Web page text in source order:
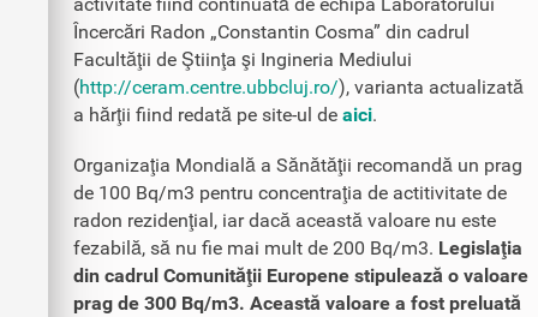
activitate fiind continuată de echipa Laboratorului
Încercări Radon „Constantin Cosma” din cadrul
Facultăţii de Ştiinţa şi Ingineria Mediului
(http://ceram.centre.ubbcluj.ro/), varianta actualizată
a hărţii fiind redată pe site-ul de aici.
Organizaţia Mondială a Sănătăţii recomandă un prag
de 100 Bq/m3 pentru concentraţia de actitivitate de
radon rezidenţial, iar dacă această valoare nu este
fezabilă, să nu fie mai mult de 200 Bq/m3. Legislaţia
din cadrul Comunităţii Europene stipulează o valoare
prag de 300 Bq/m3. Această valoare a fost preluată